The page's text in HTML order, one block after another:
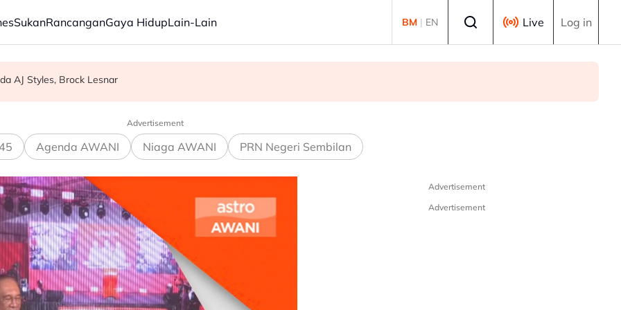
SukanRancanganGaya HidupLain-Lain BM | EN Live Log in
stabil - Fahmi Fadzil
AJ Styles, Brock Lesnar
Dunia" 2029
Advertisement
Agenda AWANI Niaga AWANI PRN Negeri Sembilan
Advertisement
Advertisement